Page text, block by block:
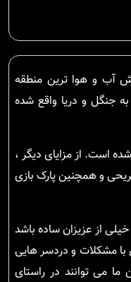
آب و هوا ترین منطقه
ویوی رو به جنگل و دریا واقع شده
است. از مزایای دیگر ،
و همچنین پارک بازی
از عزیزان ساده باشد
با مشکلات و دردسر هایی
می توانند در راستای